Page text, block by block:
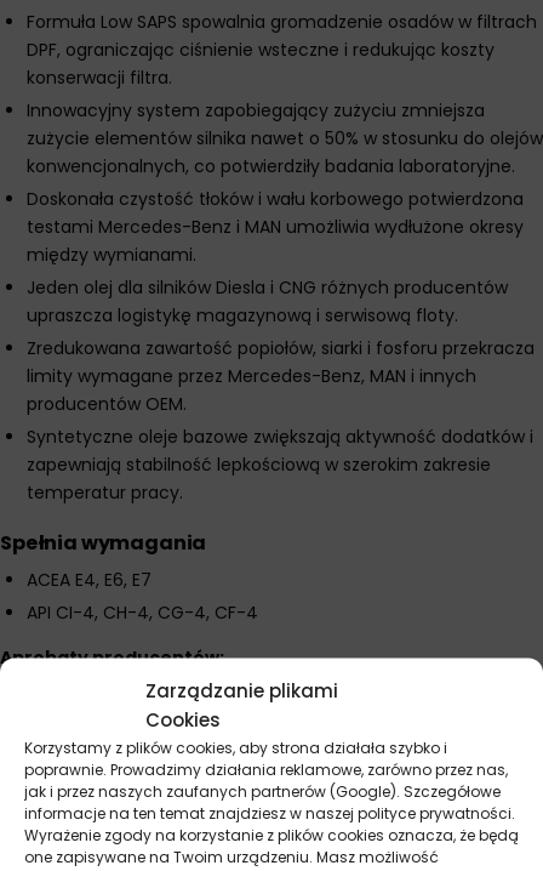
Zarządzanie plikami
Cookies
Korzystamy z plików cookies, aby strona działała szybko i
poprawnie. Prowadzimy działania reklamowe, zarówno przez nas,
jak i przez naszych zaufanych partnerów (Google). Szczegółowe
informacje na ten temat znajdziesz w naszej polityce prywatności.
Wyrażenie zgody na korzystanie z plików cookies oznacza, że będą
one zapisywane na Twoim urządzeniu. Masz możliwość
Formuła Low SAPS spowalnia gromadzenie osadów w filtrach
DPF, ograniczając ciśnienie wsteczne i redukując koszty
konserwacji filtra.
Innowacyjny system zapobiegający zużyciu zmniejsza
zużycie elementów silnika nawet o 50% w stosunku do olejów
konwencjonalnych, co potwierdziły badania laboratoryjne.
Doskonała czystość tłoków i wału korbowego potwierdzona
testami Mercedes-Benz i MAN umożliwia wydłużone okresy
między wymianami.
Jeden olej dla silników Diesla i CNG różnych producentów
upraszcza logistykę magazynową i serwisową floty.
Zredukowana zawartość popiołów, siarki i fosforu przekracza
limity wymagane przez Mercedes-Benz, MAN i innych
producentów OEM.
Syntetyczne oleje bazowe zwiększają aktywność dodatków i
zapewniają stabilność lepkościową w szerokim zakresie
temperatur pracy.
Spełnia wymagania
ACEA E4, E6, E7
API CI-4, CH-4, CG-4, CF-4
Aprobaty producentów:
MB-Approval 228.51, 226.9
MAN 3477, 3271-1
Volvo CNG, VDS-2
Renault Trucks RD-2
Cummins CES 20077
Mack EO-M+